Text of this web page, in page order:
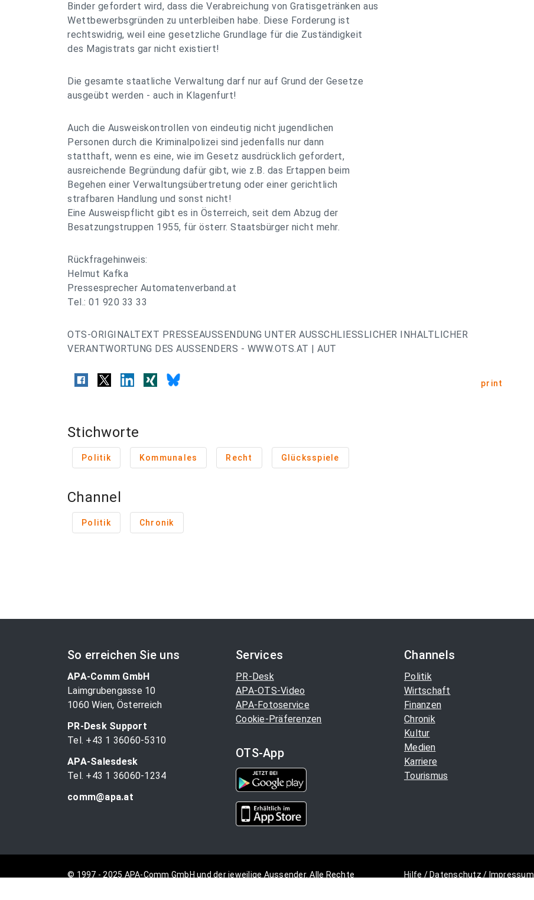
Binder gefordert wird, dass die Verabreichung von Gratisgetränken aus
Wettbewerbsgründen zu unterbleiben habe. Diese Forderung ist
rechtswidrig, weil eine gesetzliche Grundlage für die Zuständigkeit
des Magistrats gar nicht existiert!
Die gesamte staatliche Verwaltung darf nur auf Grund der Gesetze
ausgeübt werden - auch in Klagenfurt!
Auch die Ausweiskontrollen von eindeutig nicht jugendlichen
Personen durch die Kriminalpolizei sind jedenfalls nur dann
statthaft, wenn es eine, wie im Gesetz ausdrücklich gefordert,
ausreichende Begründung dafür gibt, wie z.B. das Ertappen beim
Begehen einer Verwaltungsübertretung oder einer gerichtlich
strafbaren Handlung und sonst nicht!
Eine Ausweispflicht gibt es in Österreich, seit dem Abzug der
Besatzungstruppen 1955, für österr. Staatsbürger nicht mehr.
Rückfragehinweis:
Helmut Kafka
Pressesprecher Automatenverband.at
Tel.: 01 920 33 33
OTS-ORIGINALTEXT PRESSEAUSSENDUNG UNTER AUSSCHLIESSLICHER INHALTLICHER
VERANTWORTUNG DES AUSSENDERS - WWW.OTS.AT | AUT
print
Stichworte
Politik Kommunales Recht Glücksspiele
Channel
Politik Chronik
So erreichen Sie uns
APA-Comm GmbH
Laimgrubengasse 10
1060 Wien, Österreich
PR-Desk Support
Tel. +43 1 36060-5310
APA-Salesdesk
Tel. +43 1 36060-1234
comm@apa.at
Services
PR-Desk
APA-OTS-Video
APA-Fotoservice
Cookie-Präferenzen
OTS-App
Channels
Politik
Wirtschaft
Finanzen
Chronik
Kultur
Medien
Karriere
Tourismus
© 1997 - 2025 APA-Comm GmbH und der jeweilige Aussender. Alle Rechte
Hilfe / Datenschutz / Impressum